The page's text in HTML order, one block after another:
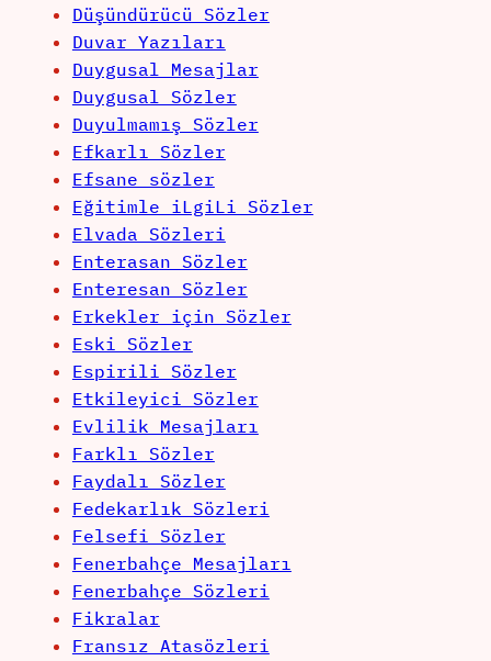
Düşündürücü Sözler
Duvar Yazıları
Duygusal Mesajlar
Duygusal Sözler
Duyulmamış Sözler
Efkarlı Sözler
Efsane sözler
Eğitimle iLgiLi Sözler
Elvada Sözleri
Enterasan Sözler
Enteresan Sözler
Erkekler için Sözler
Eski Sözler
Espirili Sözler
Etkileyici Sözler
Evlilik Mesajları
Farklı Sözler
Faydalı Sözler
Fedekarlık Sözleri
Felsefi Sözler
Fenerbahçe Mesajları
Fenerbahçe Sözleri
Fikralar
Fransız Atasözleri